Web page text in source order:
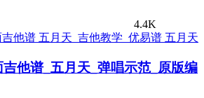
4.4K
五月天
他谱_五月天_弹唱示范_原版编